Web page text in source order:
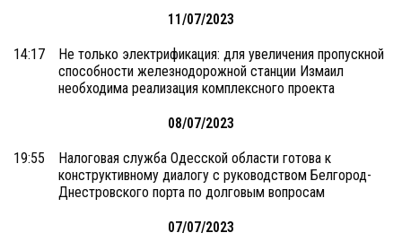
11/07/2023
14:17
Не только электрификация: для увеличения пропускной
способности железнодорожной станции Измаил
необходима реализация комплексного проекта
08/07/2023
19:55
Налоговая служба Одесской области готова к
конструктивному диалогу с руководством Белгород-
Днестровского порта по долговым вопросам
07/07/2023